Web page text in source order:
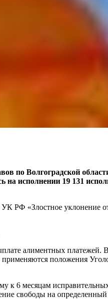
по Волгоградской
исполнении 19 131
РФ «Злостное уклонение
алиментных
положения
к 6 месяцам
свободы на